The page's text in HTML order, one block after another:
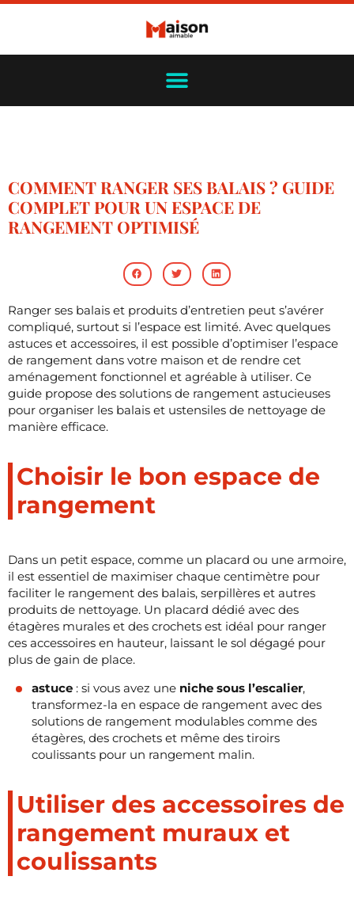
COMMENT RANGER SES BALAIS ? GUIDE
COMPLET POUR UN ESPACE DE
RANGEMENT OPTIMISÉ
Ranger ses balais et produits d’entretien peut s’avérer
compliqué, surtout si l’espace est limité. Avec quelques
astuces et accessoires, il est possible d’optimiser l’espace
de rangement dans votre maison et de rendre cet
aménagement fonctionnel et agréable à utiliser. Ce
guide propose des solutions de rangement astucieuses
pour organiser les balais et ustensiles de nettoyage de
manière efficace.
Choisir le bon espace de
rangement
Dans un petit espace, comme un placard ou une armoire,
il est essentiel de maximiser chaque centimètre pour
faciliter le rangement des balais, serpillères et autres
produits de nettoyage. Un placard dédié avec des
étagères murales et des crochets est idéal pour ranger
ces accessoires en hauteur, laissant le sol dégagé pour
plus de gain de place.
astuce : si vous avez une niche sous l’escalier,
transformez-la en espace de rangement avec des
solutions de rangement modulables comme des
étagères, des crochets et même des tiroirs
coulissants pour un rangement malin.
Utiliser des accessoires de
rangement muraux et
coulissants